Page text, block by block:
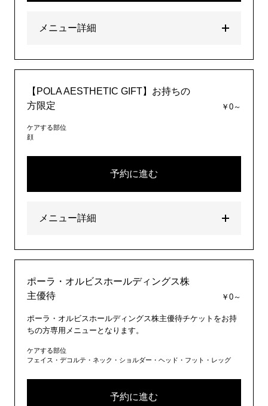
メニュー詳細
【POLA AESTHETIC GIFT】お持ちの
方限定
￥0～
ケアする部位
顔
予約に進む
メニュー詳細
ポーラ・オルビスホールディングス株
主優待
￥0～
ポーラ・オルビスホールディングス株主優待チケットをお持
ちの方専用メニューとなります。
ケアする部位
フェイス・デコルテ・ネック・ショルダー・ヘッド・フット・レッグ
予約に進む